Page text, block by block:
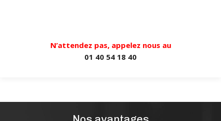
N’attendez pas, appelez nous au
01 40 54 18 40